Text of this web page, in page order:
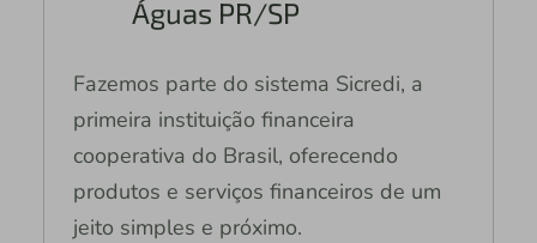
Águas PR/SP
Fazemos parte do sistema Sicredi, a
primeira instituição financeira
cooperativa do Brasil, oferecendo
produtos e serviços financeiros de um
jeito simples e próximo.